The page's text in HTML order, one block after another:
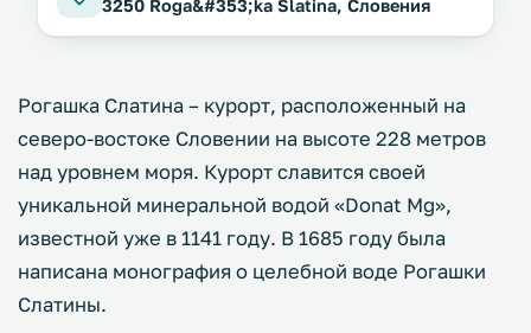
3250 Roga&#353;ka Slatina, Словения
Рогашка Слатина – курорт, расположенный на
северо-востоке Словении на высоте 228 метров
над уровнем моря. Курорт славится своей
уникальной минеральной водой «Donat Mg»,
известной уже в 1141 году. В 1685 году была
написана монография о целебной воде Рогашки
Слатины.